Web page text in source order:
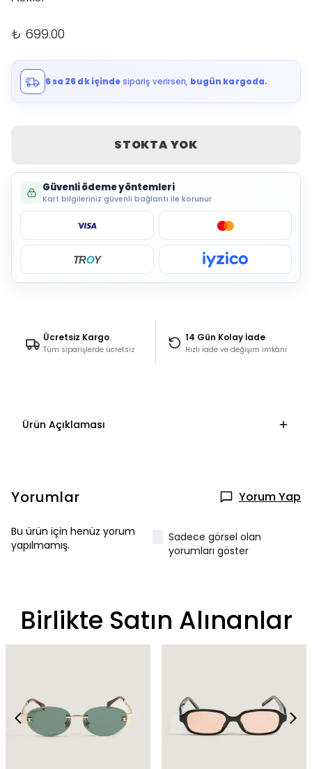
₺ 699.00
6 sa 26 dk içindesipariş verirsen, bugün kargoda.
STOKTA YOK
Güvenli ödeme yöntemleri
Kart bilgileriniz güvenli bağlantı ile korunur
TROY
Ücretsiz Kargo
Tüm siparişlerde ücretsiz
14 Gün Kolay İade
Hızlı iade ve değişim imkânı
Ürün Açıklaması
Yorumlar Yorum Yap
Bu ürün için henüz yorum
yapılmamış.
Sadece görsel olan
yorumları göster
Birlikte Satın Alınanlar